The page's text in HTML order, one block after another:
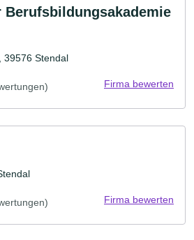
Berufsbildungsakademie
39576 Stendal
Firma bewerten
Firma bewerten